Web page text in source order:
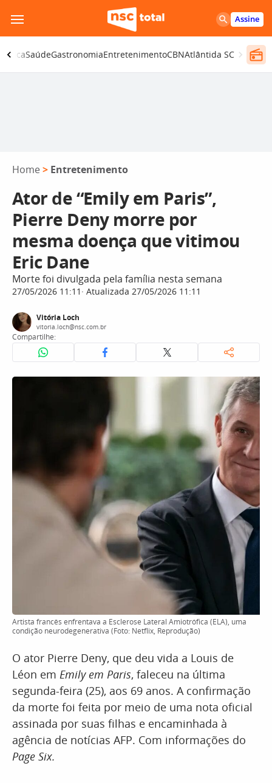
para
o
conteúdo
Assine
SaúdeGastronomiaEntretenimentoCBNAtlântida SC
Home > Entretenimento
Ator de “Emily em Paris”,
Pierre Deny morre por
mesma doença que vitimou
Eric Dane
Morte foi divulgada pela família nesta semana
27/05/2026 11:11 Atualizada 27/05/2026 11:11
Vitória Loch
vitoria.loch@nsc.com.br
Compartilhe:
Artista francês enfrentava a Esclerose Lateral Amiotrófica (ELA), uma
condição neurodegenerativa (Foto: Netflix, Reprodução)
O ator Pierre Deny, que deu vida a Louis de
Léon em Emily em Paris, faleceu na última
segunda-feira (25), aos 69 anos. A confirmação
da morte foi feita por meio de uma nota oficial
assinada por suas filhas e encaminhada à
agência de notícias AFP. Com informações do
Page Six.